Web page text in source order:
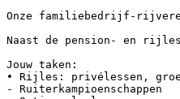
Onze familiebedrijf-
Naast de pension- en
Jouw taken:
• Rijles: privélessen,
- Ruiterkampioenschappen